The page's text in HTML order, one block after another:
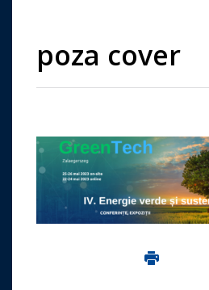
poza cover
Imprima